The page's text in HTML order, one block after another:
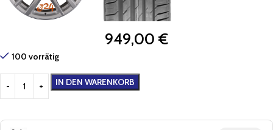
949,00 €
100 vorrätig
IN DEN WARENKORB